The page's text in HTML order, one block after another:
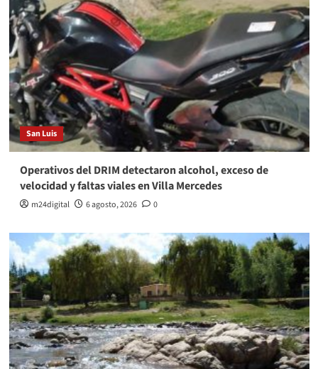
San Luis
Operativos del DRIM detectaron alcohol, exceso de
velocidad y faltas viales en Villa Mercedes
m24digital 6 agosto, 2026 0